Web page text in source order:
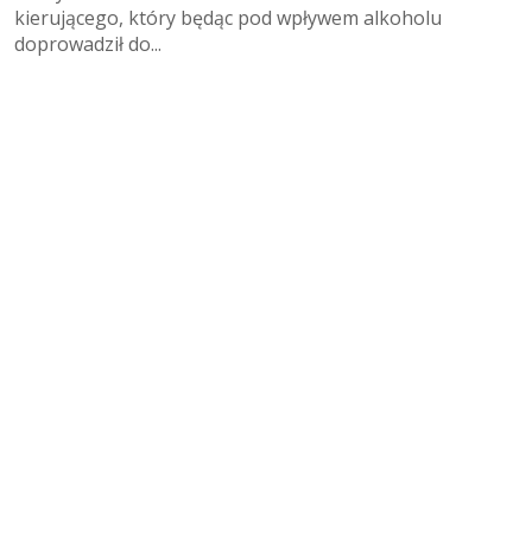
kierującego, który będąc pod wpływem alkoholu
doprowadził do...